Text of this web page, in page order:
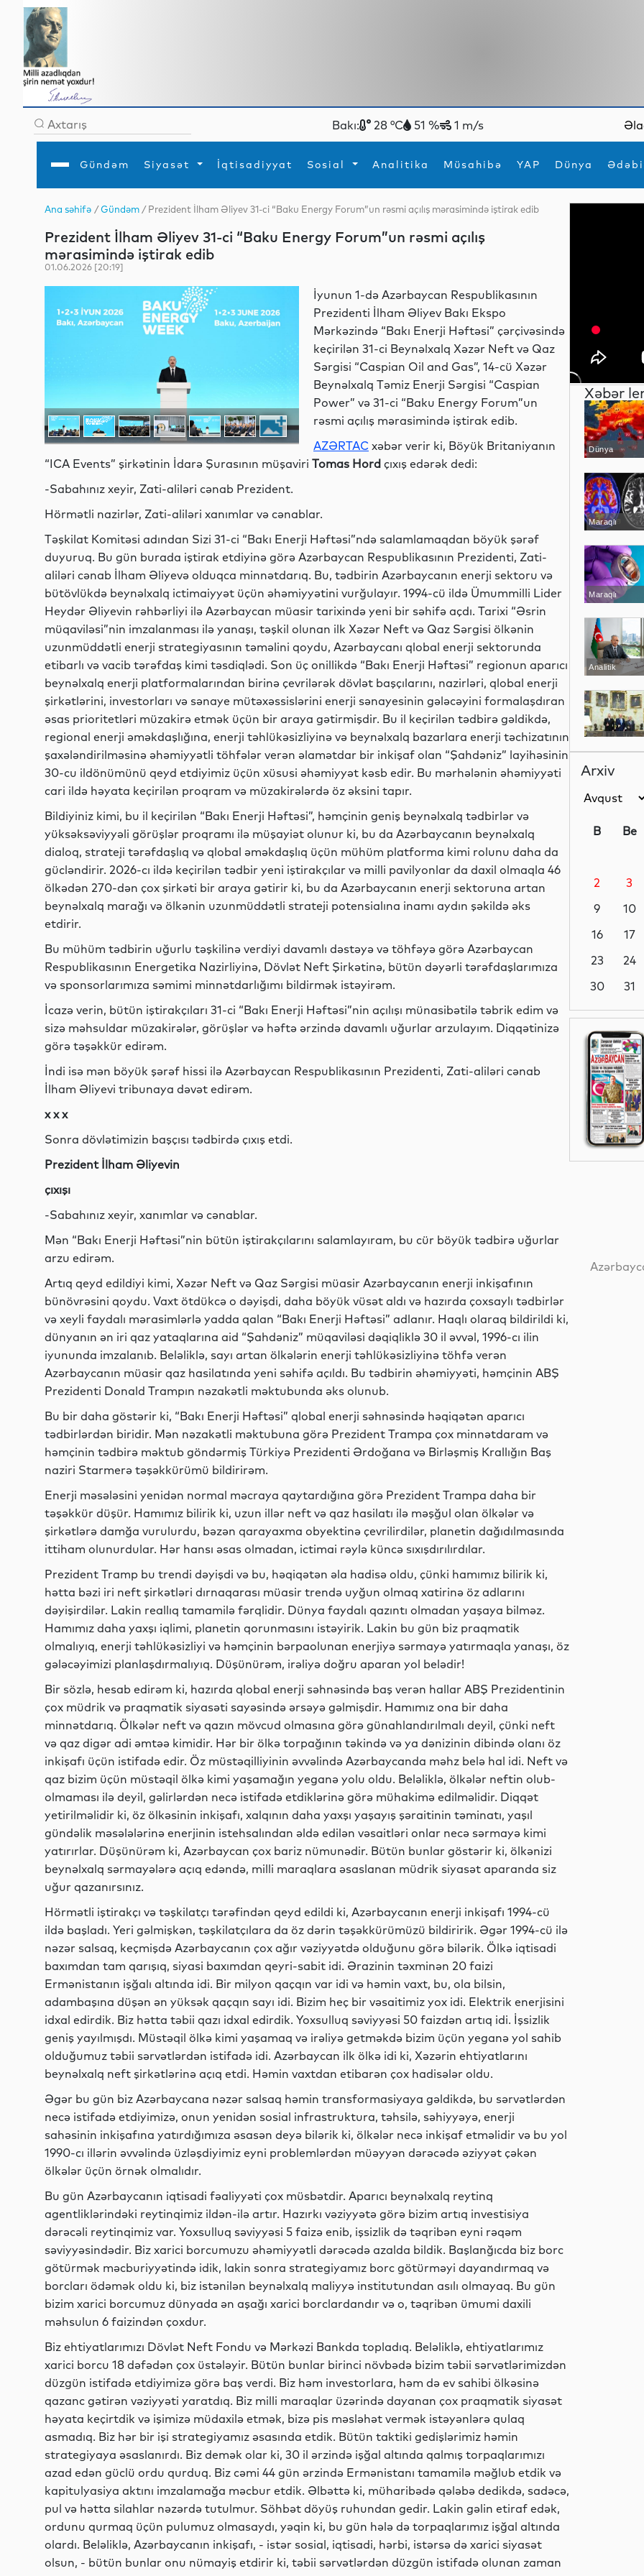
Bakı: 28 °C 51 % 1 m/s
Gündəm Siyasət İqtisadiyyat Sosial Analitika Müsahibə YAP Dünya
Gündəm
İqtisadiyyat
YAP
Analitika
Mədəniyyət
Ədəbiyyat
MEDİA
Xarici siyasət
Daxili siyasət
Turizm
Diaspor
İdmanYeni texnologiyalar
Ana səhifə /Gündəm / Prezident İlham Əliyev 31-ci “Baku Energy Forum”un rəsmi açılış mərasimində iştirak edib
Prezident İlham Əliyev 31-ci “Baku Energy Forum”un rəsmi açılış
mərasimində iştirak edib
01.06.2026 [20:19]
İyunun 1-də Azərbaycan Respublikasının
Prezidenti İlham Əliyev Bakı Ekspo
Mərkəzində “Bakı Enerji Həftəsi” çərçivəsində
keçirilən 31-ci Beynəlxalq Xəzər Neft və Qaz
Sərgisi “Caspian Oil and Gas”, 14-cü Xəzər
Beynəlxalq Təmiz Enerji Sərgisi “Caspian
Power” və 31-ci “Baku Energy Forum”un
rəsmi açılış mərasimində iştirak edib.
AZƏRTAC xəbər verir ki, Böyük Britaniyanın
“ICA Events” şirkətinin İdarə Şurasının müşaviri Tomas Hord çıxış edərək dedi:
-Sabahınız xeyir, Zati-aliləri cənab Prezident.
Hörmətli nazirlər, Zati-aliləri xanımlar və cənablar.
Təşkilat Komitəsi adından Sizi 31-ci “Bakı Enerji Həftəsi”ndə salamlamaqdan böyük şərəf
duyuruq. Bu gün burada iştirak etdiyinə görə Azərbaycan Respublikasının Prezidenti, Zati-
aliləri cənab İlham Əliyevə olduqca minnətdarıq. Bu, tədbirin Azərbaycanın enerji sektoru və
bütövlükdə beynəlxalq ictimaiyyət üçün əhəmiyyətini vurğulayır. 1994-cü ildə Ümummilli Lider
Heydər Əliyevin rəhbərliyi ilə Azərbaycan müasir tarixində yeni bir səhifə açdı. Tarixi “Əsrin
müqaviləsi”nin imzalanması ilə yanaşı, təşkil olunan ilk Xəzər Neft və Qaz Sərgisi ölkənin
uzunmüddətli enerji strategiyasının təməlini qoydu, Azərbaycanı qlobal enerji sektorunda
etibarlı və vacib tərəfdaş kimi təsdiqlədi. Son üç onillikdə “Bakı Enerji Həftəsi” regionun aparıcı
beynəlxalq enerji platformalarından birinə çevrilərək dövlət başçılarını, nazirləri, qlobal enerji
şirkətlərini, investorları və sənaye mütəxəssislərini enerji sənayesinin gələcəyini formalaşdıran
əsas prioritetləri müzakirə etmək üçün bir araya gətirmişdir. Bu il keçirilən tədbirə gəldikdə,
regional enerji əməkdaşlığına, enerji təhlükəsizliyinə və beynəlxalq bazarlara enerji təchizatının
şaxələndirilməsinə əhəmiyyətli töhfələr verən əlamətdar bir inkişaf olan “Şahdəniz” layihəsinin
30-cu ildönümünü qeyd etdiyimiz üçün xüsusi əhəmiyyət kəsb edir. Bu mərhələnin əhəmiyyəti
cari ildə həyata keçirilən proqram və müzakirələrdə öz əksini tapır.
Bildiyiniz kimi, bu il keçirilən “Bakı Enerji Həftəsi”, həmçinin geniş beynəlxalq tədbirlər və
yüksəksəviyyəli görüşlər proqramı ilə müşayiət olunur ki, bu da Azərbaycanın beynəlxalq
dialoq, strateji tərəfdaşlıq və qlobal əməkdaşlıq üçün mühüm platforma kimi rolunu daha da
gücləndirir. 2026-cı ildə keçirilən tədbir yeni iştirakçılar və milli pavilyonlar da daxil olmaqla 46
ölkədən 270-dən çox şirkəti bir araya gətirir ki, bu da Azərbaycanın enerji sektoruna artan
beynəlxalq marağı və ölkənin uzunmüddətli strateji potensialına inamı aydın şəkildə əks
etdirir.
Bu mühüm tədbirin uğurlu təşkilinə verdiyi davamlı dəstəyə və töhfəyə görə Azərbaycan
Respublikasının Energetika Nazirliyinə, Dövlət Neft Şirkətinə, bütün dəyərli tərəfdaşlarımıza
və sponsorlarımıza səmimi minnətdarlığımı bildirmək istəyirəm.
İcazə verin, bütün iştirakçıları 31-ci “Bakı Enerji Həftəsi”nin açılışı münasibətilə təbrik edim və
sizə məhsuldar müzakirələr, görüşlər və həftə ərzində davamlı uğurlar arzulayım. Diqqətinizə
görə təşəkkür edirəm.
İndi isə mən böyük şərəf hissi ilə Azərbaycan Respublikasının Prezidenti, Zati-aliləri cənab
İlham Əliyevi tribunaya dəvət edirəm.
x x x
Sonra dövlətimizin başçısı tədbirdə çıxış etdi.
Prezident İlham Əliyevin
çıxışı
-Sabahınız xeyir, xanımlar və cənablar.
Mən “Bakı Enerji Həftəsi”nin bütün iştirakçılarını salamlayıram, bu cür böyük tədbirə uğurlar
arzu edirəm.
Artıq qeyd edildiyi kimi, Xəzər Neft və Qaz Sərgisi müasir Azərbaycanın enerji inkişafının
bünövrəsini qoydu. Vaxt ötdükcə o dəyişdi, daha böyük vüsət aldı və hazırda çoxsaylı tədbirlər
və xeyli faydalı mərasimlərlə yadda qalan “Bakı Enerji Həftəsi” adlanır. Haqlı olaraq bildirildi ki,
dünyanın ən iri qaz yataqlarına aid “Şahdəniz” müqaviləsi dəqiqliklə 30 il əvvəl, 1996-cı ilin
iyununda imzalanıb. Beləliklə, sayı artan ölkələrin enerji təhlükəsizliyinə töhfə verən
Azərbaycanın müasir qaz hasilatında yeni səhifə açıldı. Bu tədbirin əhəmiyyəti, həmçinin ABŞ
Prezidenti Donald Trampın nəzakətli məktubunda əks olunub.
Bu bir daha göstərir ki, “Bakı Enerji Həftəsi” qlobal enerji səhnəsində həqiqətən aparıcı
tədbirlərdən biridir. Mən nəzakətli məktubuna görə Prezident Trampa çox minnətdaram və
həmçinin tədbirə məktub göndərmiş Türkiyə Prezidenti Ərdoğana və Birləşmiş Krallığın Baş
naziri Starmerə təşəkkürümü bildirirəm.
Enerji məsələsini yenidən normal məcraya qaytardığına görə Prezident Trampa daha bir
təşəkkür düşür. Hamımız bilirik ki, uzun illər neft və qaz hasilatı ilə məşğul olan ölkələr və
şirkətlərə damğa vurulurdu, bəzən qarayaxma obyektinə çevrilirdilər, planetin dağıdılmasında
ittiham olunurdular. Hər hansı əsas olmadan, ictimai rəylə küncə sıxışdırılırdılar.
Prezident Tramp bu trendi dəyişdi və bu, həqiqətən əla hadisə oldu, çünki hamımız bilirik ki,
hətta bəzi iri neft şirkətləri dırnaqarası müasir trendə uyğun olmaq xatirinə öz adlarını
dəyişirdilər. Lakin reallıq tamamilə fərqlidir. Dünya faydalı qazıntı olmadan yaşaya bilməz.
Hamımız daha yaxşı iqlimi, planetin qorunmasını istəyirik. Lakin bu gün biz praqmatik
olmalıyıq, enerji təhlükəsizliyi və həmçinin bərpaolunan enerjiyə sərmayə yatırmaqla yanaşı, öz
gələcəyimizi planlaşdırmalıyıq. Düşünürəm, irəliyə doğru aparan yol belədir!
Bir sözlə, hesab edirəm ki, hazırda qlobal enerji səhnəsində baş verən hallar ABŞ Prezidentinin
çox müdrik və praqmatik siyasəti sayəsində ərsəyə gəlmişdir. Hamımız ona bir daha
minnətdarıq. Ölkələr neft və qazın mövcud olmasına görə günahlandırılmalı deyil, çünki neft
və qaz digər adi əmtəə kimidir. Hər bir ölkə torpağının təkində və ya dənizinin dibində olanı öz
inkişafı üçün istifadə edir. Öz müstəqilliyinin əvvəlində Azərbaycanda məhz belə hal idi. Neft və
qaz bizim üçün müstəqil ölkə kimi yaşamağın yeganə yolu oldu. Beləliklə, ölkələr neftin olub-
olmaması ilə deyil, gəlirlərdən necə istifadə etdiklərinə görə mühakimə edilməlidir. Diqqət
yetirilməlidir ki, öz ölkəsinin inkişafı, xalqının daha yaxşı yaşayış şəraitinin təminatı, yaşıl
gündəlik məsələlərinə enerjinin istehsalından əldə edilən vəsaitləri onlar necə sərmayə kimi
yatırırlar. Düşünürəm ki, Azərbaycan çox bariz nümunədir. Bütün bunlar göstərir ki, ölkənizi
beynəlxalq sərmayələrə açıq edəndə, milli maraqlara əsaslanan müdrik siyasət aparanda siz
uğur qazanırsınız.
Hörmətli iştirakçı və təşkilatçı tərəfindən qeyd edildi ki, Azərbaycanın enerji inkişafı 1994-cü
ildə başladı. Yeri gəlmişkən, təşkilatçılara da öz dərin təşəkkürümüzü bildiririk. Əgər 1994-cü ilə
nəzər salsaq, keçmişdə Azərbaycanın çox ağır vəziyyətdə olduğunu görə bilərik. Ölkə iqtisadi
baxımdan tam qarışıq, siyasi baxımdan qeyri-sabit idi. Ərazinin təxminən 20 faizi
Ermənistanın işğalı altında idi. Bir milyon qaçqın var idi və həmin vaxt, bu, ola bilsin,
adambaşına düşən ən yüksək qaçqın sayı idi. Bizim heç bir vəsaitimiz yox idi. Elektrik enerjisini
idxal edirdik. Biz hətta təbii qazı idxal edirdik. Yoxsulluq səviyyəsi 50 faizdən artıq idi. İşsizlik
geniş yayılmışdı. Müstəqil ölkə kimi yaşamaq və irəliyə getməkdə bizim üçün yeganə yol sahib
olduğumuz təbii sərvətlərdən istifadə idi. Azərbaycan ilk ölkə idi ki, Xəzərin ehtiyatlarını
beynəlxalq neft şirkətlərinə açıq etdi. Həmin vaxtdan etibarən çox hadisələr oldu.
Əgər bu gün biz Azərbaycana nəzər salsaq həmin transformasiyaya gəldikdə, bu sərvətlərdən
necə istifadə etdiyimizə, onun yenidən sosial infrastruktura, təhsilə, səhiyyəyə, enerji
sahəsinin inkişafına yatırdığımıza əsasən deyə bilərik ki, ölkələr necə inkişaf etməlidir və bu yol
1990-cı illərin əvvəlində üzləşdiyimiz eyni problemlərdən müəyyən dərəcədə əziyyət çəkən
ölkələr üçün örnək olmalıdır.
Bu gün Azərbaycanın iqtisadi fəaliyyəti çox müsbətdir. Aparıcı beynəlxalq reytinq
agentliklərindəki reytinqimiz ildən-ilə artır. Hazırkı vəziyyətə görə bizim artıq investisiya
dərəcəli reytinqimiz var. Yoxsulluq səviyyəsi 5 faizə enib, işsizlik də təqribən eyni rəqəm
səviyyəsindədir. Biz xarici borcumuzu əhəmiyyətli dərəcədə azalda bildik. Başlanğıcda biz borc
götürmək məcburiyyətində idik, lakin sonra strategiyamız borc götürməyi dayandırmaq və
borcları ödəmək oldu ki, biz istənilən beynəlxalq maliyyə institutundan asılı olmayaq. Bu gün
bizim xarici borcumuz dünyada ən aşağı xarici borclardandır və o, təqribən ümumi daxili
məhsulun 6 faizindən çoxdur.
Biz ehtiyatlarımızı Dövlət Neft Fondu və Mərkəzi Bankda topladıq. Beləliklə, ehtiyatlarımız
xarici borcu 18 dəfədən çox üstələyir. Bütün bunlar birinci növbədə bizim təbii sərvətlərimizdən
düzgün istifadə etdiyimizə görə baş verdi. Biz həm investorlara, həm də ev sahibi ölkəsinə
qazanc gətirən vəziyyəti yaratdıq. Biz milli maraqlar üzərində dayanan çox praqmatik siyasət
həyata keçirtdik və işimizə müdaxilə etmək, bizə pis məsləhət vermək istəyənlərə qulaq
asmadıq. Biz hər bir işi strategiyamız əsasında etdik. Bütün taktiki gedişlərimiz həmin
strategiyaya əsaslanırdı. Biz demək olar ki, 30 il ərzində işğal altında qalmış torpaqlarımızı
azad edən güclü ordu qurduq. Biz cəmi 44 gün ərzində Ermənistanı tamamilə məğlub etdik və
kapitulyasiya aktını imzalamağa məcbur etdik. Əlbəttə ki, müharibədə qələbə dedikdə, sadəcə,
pul və hətta silahlar nəzərdə tutulmur. Söhbət döyüş ruhundan gedir. Lakin gəlin etiraf edək,
ordunu qurmaq üçün pulumuz olmasaydı, yəqin ki, bu gün hələ də torpaqlarımız işğal altında
olardı. Beləliklə, Azərbaycanın inkişafı, - istər sosial, iqtisadi, hərbi, istərsə də xarici siyasət
olsun, - bütün bunlar onu nümayiş etdirir ki, təbii sərvətlərdən düzgün istifadə olunan zaman
Xəbər
Dünya
Maraqlı
Maraqlı
Analitik
Siyasət
Siyasət
Dünya
Dünya
Dünya
Arxiv
B Be
2
3
9
10
16
17
23
24
30
31